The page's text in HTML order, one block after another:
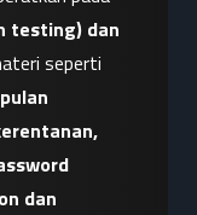
testing) dan
dan